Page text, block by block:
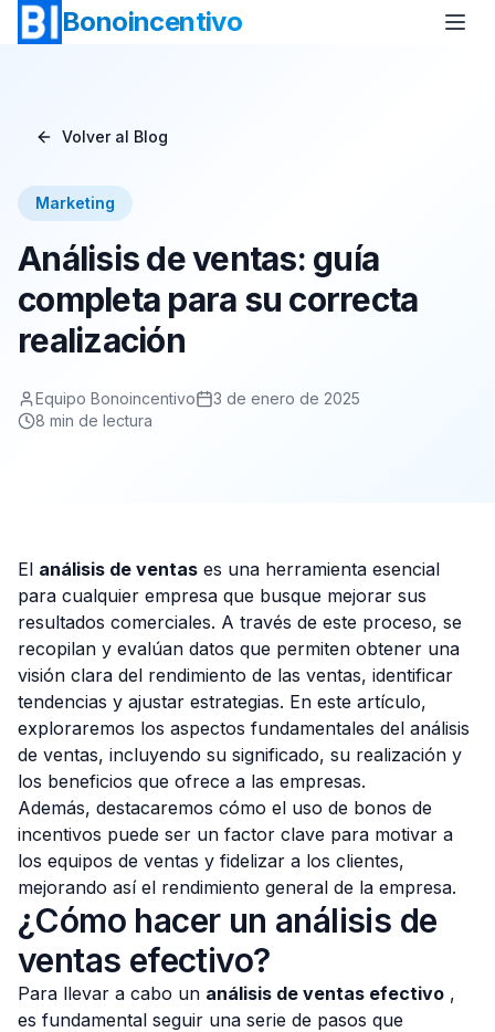
Bonoincentivo
Bono Vuelo
Bono Europa Bono Minicrucero
Bono Crucero
Consulta Gratis
Volver al Blog
Marketing
Análisis de ventas: guía
completa para su correcta
realización
Equipo Bonoincentivo
3 de enero de 2025
8 min de lectura
El análisis de ventas es una herramienta esencial
para cualquier empresa que busque mejorar sus
resultados comerciales. A través de este proceso, se
recopilan y evalúan datos que permiten obtener una
visión clara del rendimiento de las ventas, identificar
tendencias y ajustar estrategias. En este artículo,
exploraremos los aspectos fundamentales del análisis
de ventas, incluyendo su significado, su realización y
los beneficios que ofrece a las empresas.
Además, destacaremos cómo el uso de bonos de
incentivos puede ser un factor clave para motivar a
los equipos de ventas y fidelizar a los clientes,
mejorando así el rendimiento general de la empresa.
¿Cómo hacer un análisis de
ventas efectivo?
Para llevar a cabo un análisis de ventas efectivo ,
es fundamental seguir una serie de pasos que